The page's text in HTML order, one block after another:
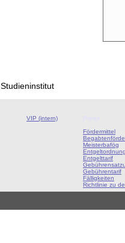
VIP (intern)
Fördermittel
Meisterbafög
Entgelttarif
Gebührentarif
Fälligkeiten
Richtlinie zu